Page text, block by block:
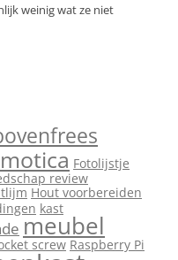
weinig wat ze niet
Fotolijstje
review
Hout voorbereiden
kast
meubel
screw Raspberry Pi